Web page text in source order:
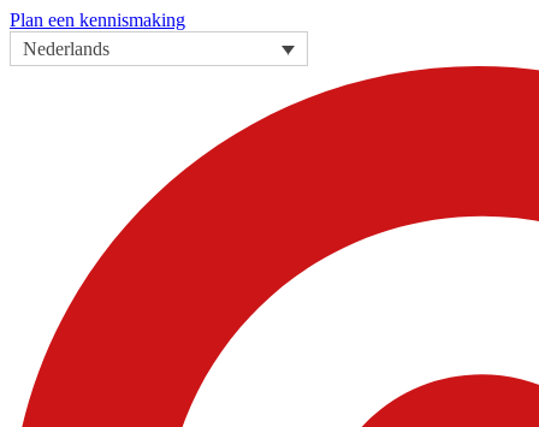
Plan een kennismaking
Nederlands